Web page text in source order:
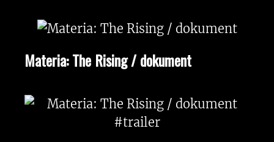
Materia: The Rising / dokument